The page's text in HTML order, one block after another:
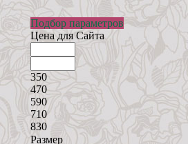
Подбор параметров
Цена для Сайта
350
470
590
710
830
Размер